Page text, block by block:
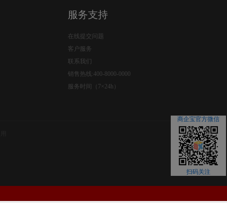
服务支持
在线提交问题
客户服务
联系我们
销售热线:400-8000-0000
服务时间（7×24h）
商企宝官方微信
扫码关注